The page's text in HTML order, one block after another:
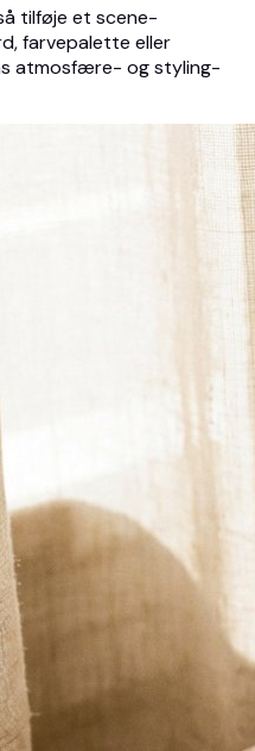
tilføje et scene-
farvepalette eller
atmosfære- og styling-